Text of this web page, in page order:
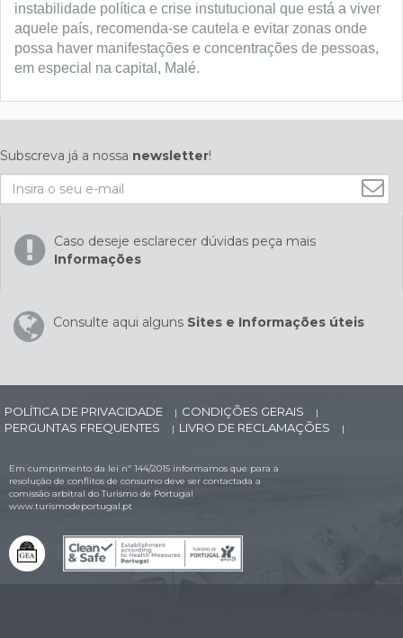
instabilidade política e crise instutucional que está a viver
aquele país, recomenda-se cautela e evitar zonas onde
possa haver manifestações e concentrações de pessoas,
em especial na capital, Malé.
Subscreva já a nossa newsletter!
Caso deseje esclarecer dúvidas peça mais
Informações
Consulte aqui alguns Sites e Informações úteis
POLÍTICA DE PRIVACIDADE | CONDIÇÕES GERAIS |
PERGUNTAS FREQUENTES | LIVRO DE RECLAMAÇÕES |
Em cumprimento da lei nº 144/2015 informamos que para a
resolução de conflitos de consumo deve ser contactada a
comissão arbitral do Turismo de Portugal
www.turismodeportugal.pt